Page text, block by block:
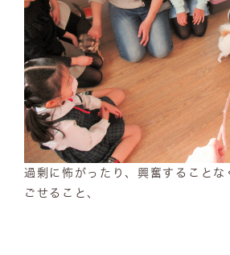
過剰に怖がったり、興奮することな
ごせること、